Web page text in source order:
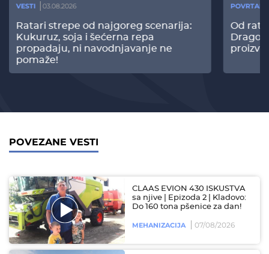
VESTI 03.08.2026
Ratari strepe od najgoreg scenarija:
Kukuruz, soja i šećerna repa
propadaju, ni navodnjavanje ne
pomaže!
Od
POVEZANE VESTI
CLAAS EVION 430 ISKUSTVA
sa njive | Epizoda 2 | Kladovo:
Do 160 tona pšenice za dan!
MEHANIZACIJA 07/08/2026